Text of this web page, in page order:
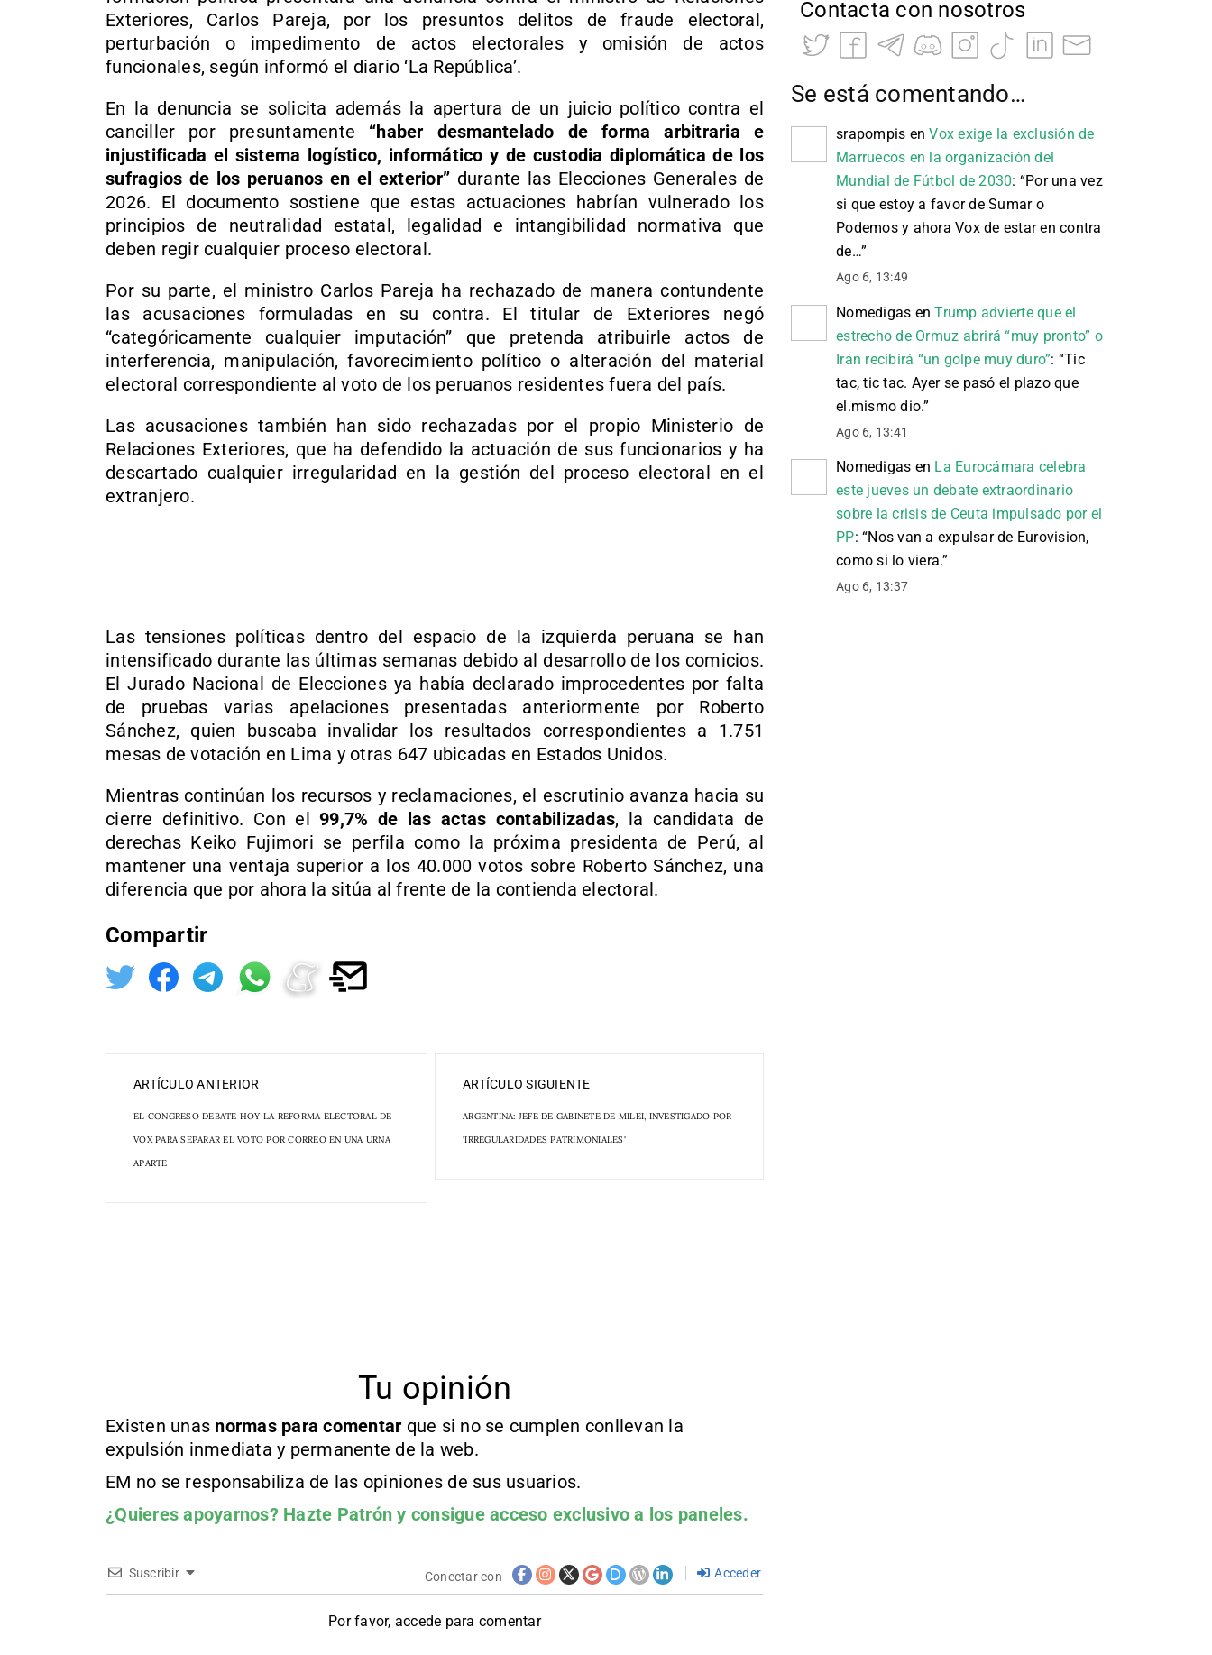
Exteriores, Carlos Pareja, por los presuntos delitos de fraude electoral,
perturbación o impedimento de actos electorales y omisión de actos
funcionales, según informó el diario ‘La República’.
En la denuncia se solicita además la apertura de un juicio político contra el
canciller por presuntamente “haber desmantelado de forma arbitraria e
injustificada el sistema logístico, informático y de custodia diplomática de los
sufragios de los peruanos en el exterior” durante las Elecciones Generales de
2026. El documento sostiene que estas actuaciones habrían vulnerado los
principios de neutralidad estatal, legalidad e intangibilidad normativa que
deben regir cualquier proceso electoral.
Por su parte, el ministro Carlos Pareja ha rechazado de manera contundente
las acusaciones formuladas en su contra. El titular de Exteriores negó
“categóricamente cualquier imputación” que pretenda atribuirle actos de
interferencia, manipulación, favorecimiento político o alteración del material
electoral correspondiente al voto de los peruanos residentes fuera del país.
Las acusaciones también han sido rechazadas por el propio Ministerio de
Relaciones Exteriores, que ha defendido la actuación de sus funcionarios y ha
descartado cualquier irregularidad en la gestión del proceso electoral en el
extranjero.
Las tensiones políticas dentro del espacio de la izquierda peruana se han
intensificado durante las últimas semanas debido al desarrollo de los comicios.
El Jurado Nacional de Elecciones ya había declarado improcedentes por falta
de pruebas varias apelaciones presentadas anteriormente por Roberto
Sánchez, quien buscaba invalidar los resultados correspondientes a 1.751
mesas de votación en Lima y otras 647 ubicadas en Estados Unidos.
Mientras continúan los recursos y reclamaciones, el escrutinio avanza hacia su
cierre definitivo. Con el99,7% de las actas contabilizadas, la candidata de
derechas Keiko Fujimori se perfila como la próxima presidenta de Perú, al
mantener una ventaja superior a los 40.000 votos sobre Roberto Sánchez, una
diferencia que por ahora la sitúa al frente de la contienda electoral.
Compartir
ARTÍCULO ANTERIOR
EL CONGRESO DEBATE HOY LA REFORMA ELECTORAL DE
VOX PARA SEPARAR EL VOTO POR CORREO EN UNA URNA
APARTE
ARTÍCULO SIGUIENTE
ARGENTINA: JEFE DE GABINETE DE MILEI, INVESTIGADO POR
'IRREGULARIDADES PATRIMONIALES'
Tu opinión
Existen unas normas para comentar que si no se cumplen conllevan la
expulsión inmediata y permanente de la web.
EM no se responsabiliza de las opiniones de sus usuarios.
¿Quieres apoyarnos? Hazte Patrón y consigue acceso exclusivo a los paneles.
Suscribir Conectar con Acceder
Por favor, accede para comentar
Contacta con nosotros
Se está comentando…
srapompis enVox exige la exclusión de
Marruecos en la organización del
Mundial de Fútbol de 2030: “Por una vez
si que estoy a favor de Sumar o
Podemos y ahora Vox de estar en contra
de…”
Ago 6, 13:49
Nomedigas enTrump advierte que el
estrecho de Ormuz abrirá “muy pronto” o
Irán recibirá “un golpe muy duro”: “Tic
tac, tic tac. Ayer se pasó el plazo que
el.mismo dio.”
Ago 6, 13:41
Nomedigas en La Eurocámara celebra
este jueves un debate extraordinario
sobre la crisis de Ceuta impulsado por el
PP: “Nos van a expulsar de Eurovision,
como si lo viera.”
Ago 6, 13:37